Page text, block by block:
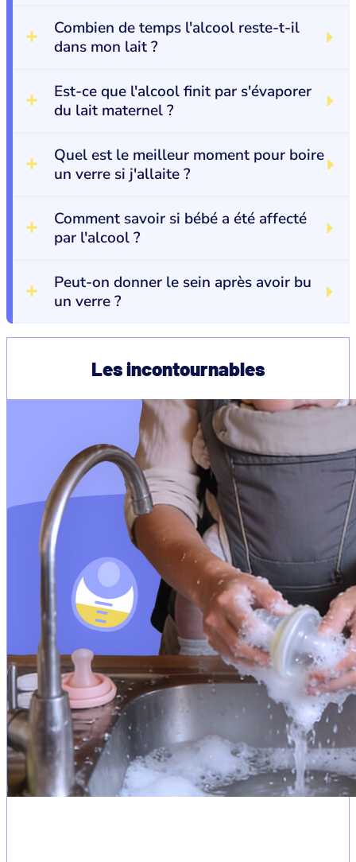
Combien de temps l'alcool reste-t-il
dans mon lait ?
Est-ce que l'alcool finit par s'évaporer
du lait maternel ?
Quel est le meilleur moment pour boire
un verre si j'allaite ?
Comment savoir si bébé a été affecté
par l'alcool ?
Peut-on donner le sein après avoir bu
un verre ?
Les incontournables